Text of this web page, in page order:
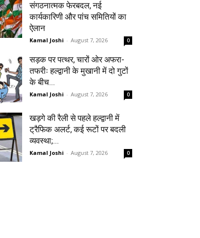
संगठनात्मक फेरबदल, नई
कार्यकारिणी और पांच समितियों का
ऐलान
Kamal Joshi - August 7, 2026 0
सड़क पर पत्थर, चारों ओर अफरा-
तफरीः हल्द्वानी के मुखानी में दो गुटों
के बीच...
Kamal Joshi - August 7, 2026 0
खड़गे की रैली से पहले हल्द्वानी में
ट्रैफिक अलर्ट, कई रूटों पर बदली
व्यवस्था;...
Kamal Joshi - August 7, 2026 0